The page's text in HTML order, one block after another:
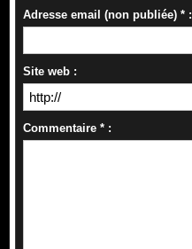
Adresse email (non publiée) * :
Site web :
Commentaire * :